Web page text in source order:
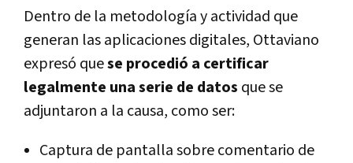
Dentro de la metodología y actividad que
generan las aplicaciones digitales, Ottaviano
expresó quese procedió a certificar
legalmente una serie de datos que se
adjuntaron a la causa, como ser:
Captura de pantalla sobre comentario de